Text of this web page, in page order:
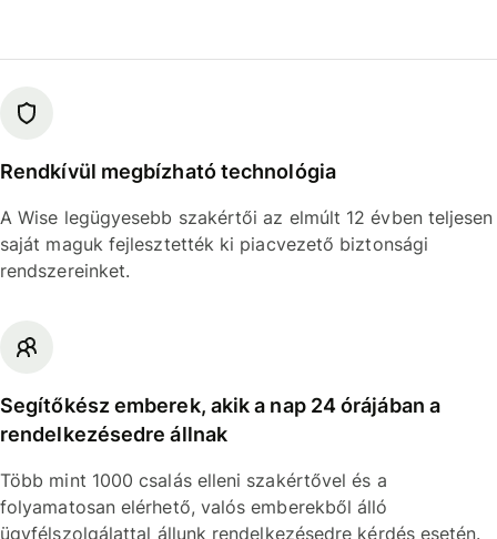
Rendkívül megbízható technológia
A Wise legügyesebb szakértői az elmúlt 12 évben teljesen
saját maguk fejlesztették ki piacvezető biztonsági
rendszereinket.
Segítőkész emberek, akik a nap 24 órájában a
rendelkezésedre állnak
Több mint 1000 csalás elleni szakértővel és a
folyamatosan elérhető, valós emberekből álló
ügyfélszolgálattal állunk rendelkezésedre kérdés esetén.